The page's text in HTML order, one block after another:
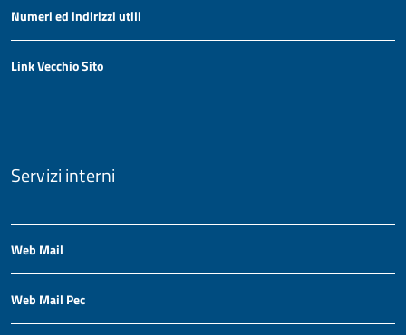
Numeri ed indirizzi utili
Link Vecchio Sito
Servizi interni
Web Mail
Web Mail Pec